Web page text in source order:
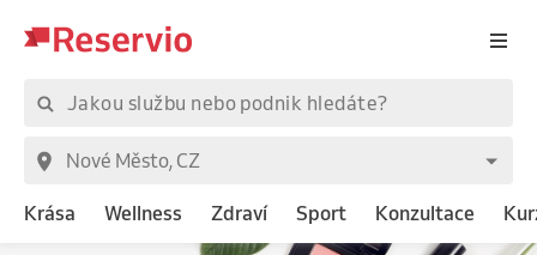
Krása Wellness Zdraví Sport Konzultace